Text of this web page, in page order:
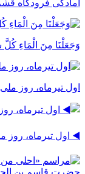
آمادگی فرودگاه
وَجَعَلْنَا مِنَ الْمَاءِ
اول تیرماه، روز
◀️ اول تیرماه، روز